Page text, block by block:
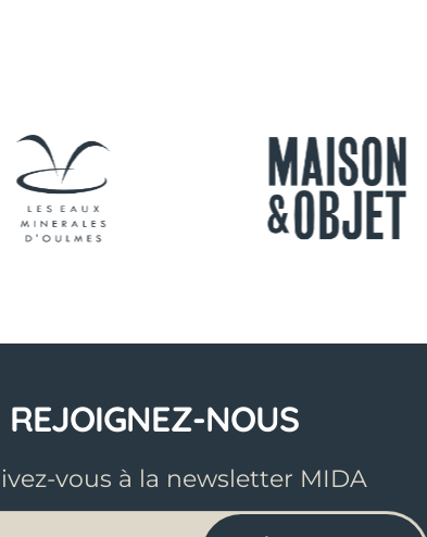
REJOIGNEZ-NOUS
vous à la newsletter MIDA